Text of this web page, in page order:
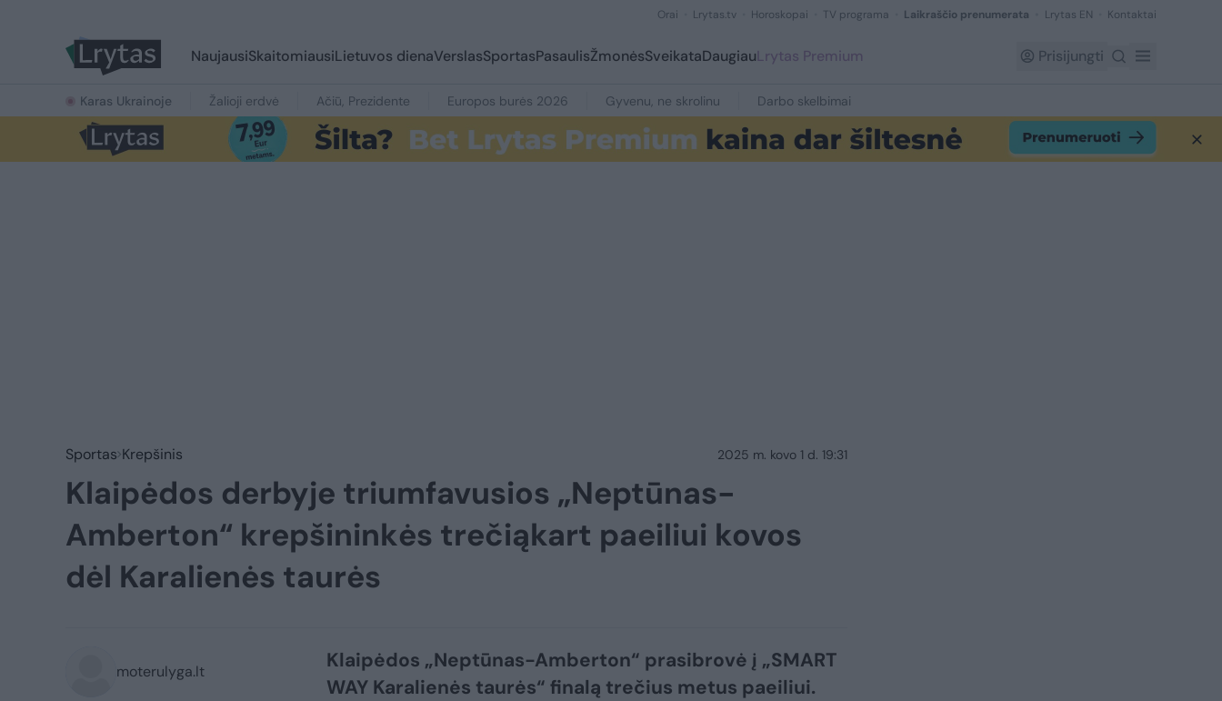
Orai Lrytas.tv Horoskopai TV programa Laikraščio prenumerata Lrytas EN Kontaktai
NaujausiSkaitomiausiLietuvos dienaVerslasSportasPasaulisŽmonėsSveikataDaugiauLrytas Premium Prisijungti
Karas Ukrainoje Žalioji erdvė Ačiū, Prezidente Europos burės 2026 Gyvenu, ne skrolinu Darbo skelbimai
Sportas Krepšinis 2025 m. kovo 1 d. 19:31
Klaipėdos derbyje triumfavusios „Neptūnas-
Amberton“ krepšininkės trečiąkart paeiliui kovos
dėl Karalienės taurės
moterulyga.lt
Klaipėdos „Neptūnas-Amberton“ prasibrovė į „SMART
WAY Karalienės taurės“ finalą trečius metus paeiliui.